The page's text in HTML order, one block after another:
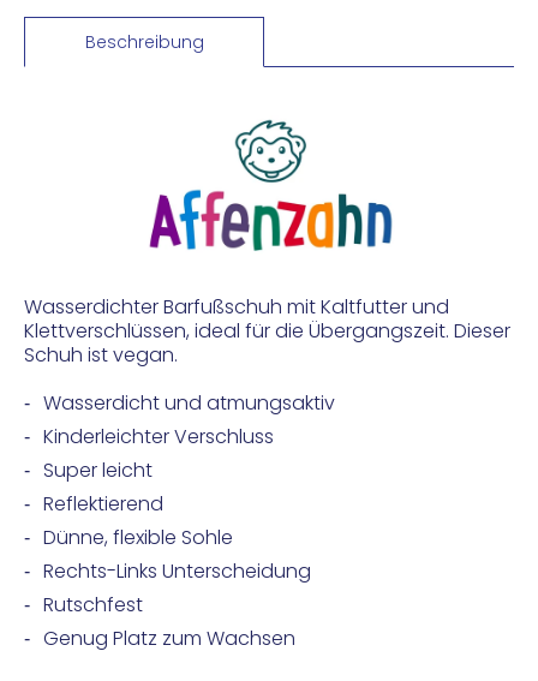
Beschreibung
Wasserdichter Barfußschuh mit Kaltfutter und
Klettverschlüssen, ideal für die Übergangszeit. Dieser
Schuh ist vegan.
Wasserdicht und atmungsaktiv
Kinderleichter Verschluss
Super leicht
Reflektierend
Dünne, flexible Sohle
Rechts-Links Unterscheidung
Rutschfest
Genug Platz zum Wachsen